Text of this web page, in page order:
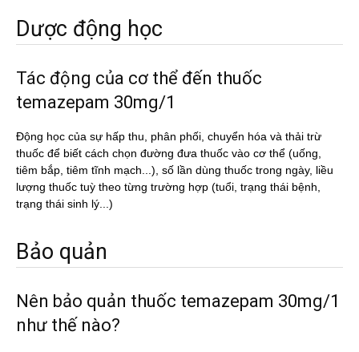
Dược động học
Tác động của cơ thể đến thuốc
temazepam 30mg/1
Động học của sự hấp thu, phân phối, chuyển hóa và thải trừ
thuốc để biết cách chọn đường đưa thuốc vào cơ thể (uống,
tiêm bắp, tiêm tĩnh mạch...), số lần dùng thuốc trong ngày, liều
lượng thuốc tuỳ theo từng trường hợp (tuổi, trạng thái bệnh,
trạng thái sinh lý...)
Bảo quản
Nên bảo quản thuốc temazepam 30mg/1
như thế nào?